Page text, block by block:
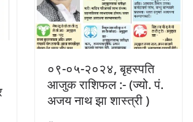
०९-०५-२०२४, बृहस्पति
आजुक राशिफल :- (ज्यो. पं.
अजय नाथ झा शास्त्री )